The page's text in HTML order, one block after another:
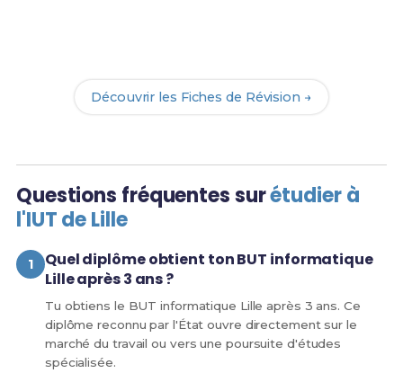
Découvrir les Fiches de Révision →
Questions fréquentes surétudier à
l'IUT de Lille
Quel diplôme obtient ton BUT informatique
Lille après 3 ans ?
Tu obtiens le BUT informatique Lille après 3 ans. Ce
diplôme reconnu par l'État ouvre directement sur le
marché du travail ou vers une poursuite d'études
spécialisée.